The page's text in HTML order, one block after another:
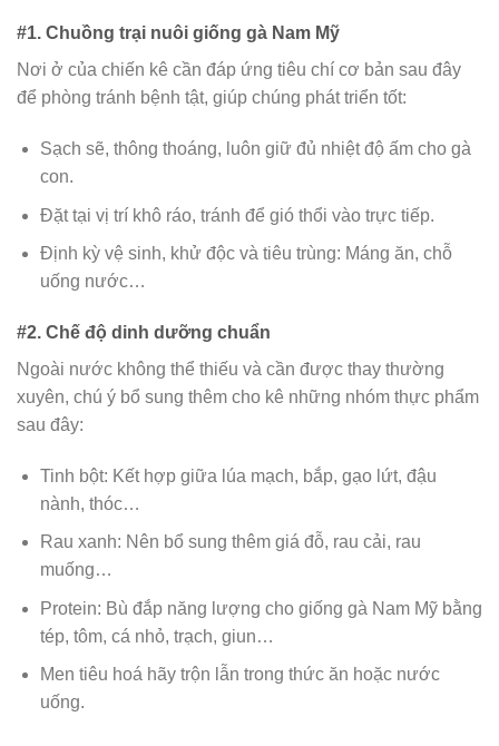
#1. Chuồng trại nuôi giống gà Nam Mỹ
Nơi ở của chiến kê cần đáp ứng tiêu chí cơ bản sau đây
để phòng tránh bệnh tật, giúp chúng phát triển tốt:
Sạch sẽ, thông thoáng, luôn giữ đủ nhiệt độ ấm cho gà
con.
Đặt tại vị trí khô ráo, tránh để gió thổi vào trực tiếp.
Định kỳ vệ sinh, khử độc và tiêu trùng: Máng ăn, chỗ
uống nước…
#2. Chế độ dinh dưỡng chuẩn
Ngoài nước không thể thiếu và cần được thay thường
xuyên, chú ý bổ sung thêm cho kê những nhóm thực phẩm
sau đây:
Tinh bột: Kết hợp giữa lúa mạch, bắp, gạo lứt, đậu
nành, thóc…
Rau xanh: Nên bổ sung thêm giá đỗ, rau cải, rau
muống…
Protein: Bù đắp năng lượng cho giống gà Nam Mỹ bằng
tép, tôm, cá nhỏ, trạch, giun…
Men tiêu hoá hãy trộn lẫn trong thức ăn hoặc nước
uống.